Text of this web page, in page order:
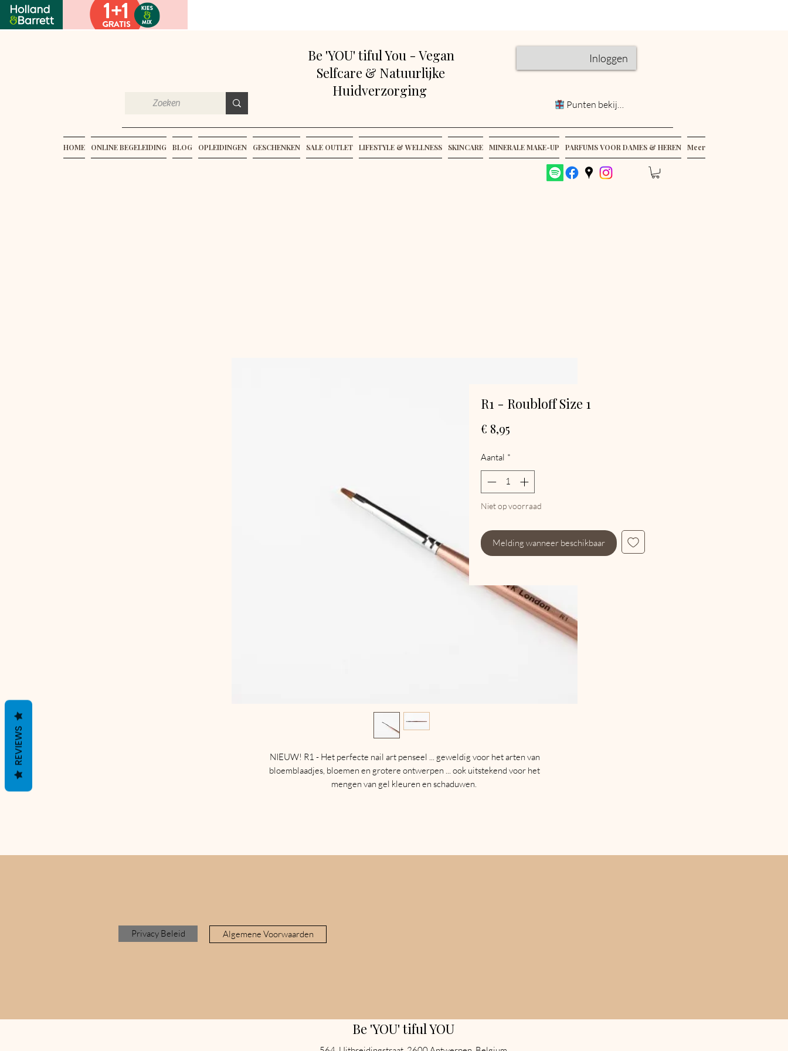
Be 'YOU' tiful You - Vegan
Selfcare & Natuurlijke
Huidverzorging
Inloggen
Punten bekijken
HOME ONLINE BEGELEIDING BLOG OPLEIDINGEN GESCHENKEN SALE OUTLET LIFESTYLE & WELLNESS SKINCARE MINERALE MAKE-UP PARFUMS VOOR DAMES & HEREN Meer
R1 - Roubloff Size 1
€ 8,95
Aantal *
Niet op voorraad
Melding wanneer beschikbaar
NIEUW! R1 - Het perfecte nail art penseel ... geweldig voor het arten van
bloemblaadjes, bloemen en grotere ontwerpen ... ook uitstekend voor het
mengen van gel kleuren en schaduwen.
Privacy Beleid Algemene Voorwaarden
Be 'YOU' tiful YOU
REVIEWS